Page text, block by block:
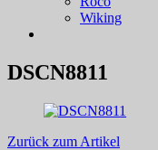
Wiking
DSCN8811
Zurück zum Artikel